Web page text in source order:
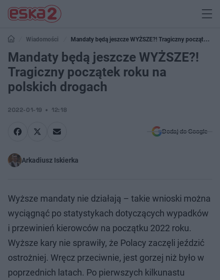
Wiadomości
Mandaty będą jeszcze WYŻSZE?! Tragiczny początek
roku na polskich drogach
Mandaty będą jeszcze WYŻSZE?!
Tragiczny początek roku na
polskich drogach
2022-01-19 12:18
Dodaj do Google
Arkadiusz Iskierka
Wyższe mandaty nie działają – takie wnioski można
wyciągnąć po statystykach dotyczących wypadków
i przewinień kierowców na początku 2022 roku.
Wyższe kary nie sprawiły, że Polacy zaczęli jeździć
ostrożniej. Wręcz przeciwnie, jest gorzej niż było w
poprzednich latach. Po pierwszych kilkunastu